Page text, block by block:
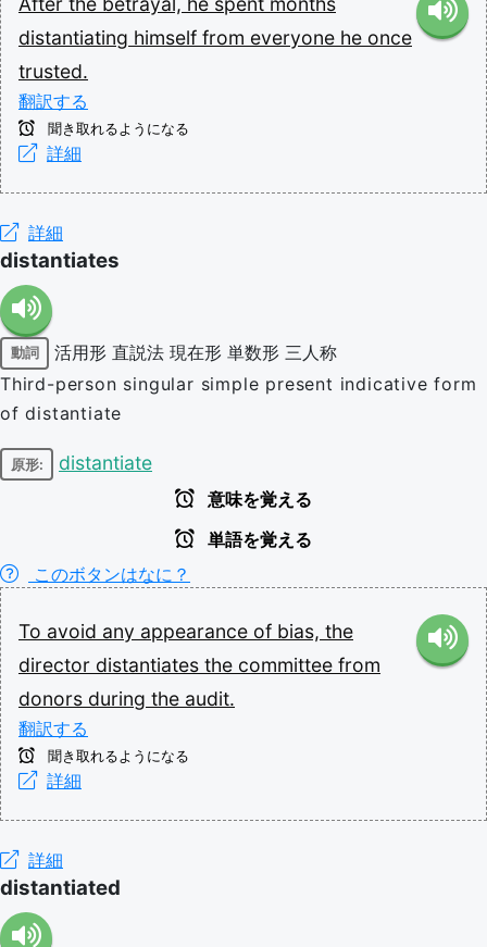
distantiating himself from everyone he once
trusted.
翻訳する
聞き取れるようになる
詳細
詳細
distantiates
動詞 活用形 直説法 現在形 単数形 三人称
Third-person singular simple present indicative form
of distantiate
原形: distantiate
意味を覚える
単語を覚える
このボタンはなに？
To avoid any appearance of bias, the
director distantiates the committee from
donors during the audit.
翻訳する
聞き取れるようになる
詳細
詳細
distantiated